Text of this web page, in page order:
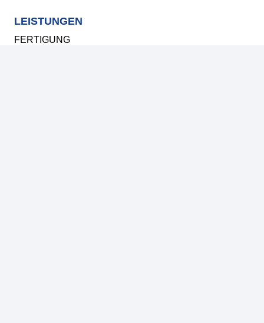
LEISTUNGEN
FERTIGUNG